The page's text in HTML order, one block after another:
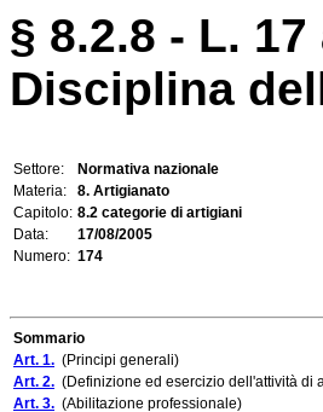
§ 8.2.8 - L.
Disciplina
Settore:
Normativa nazionale
Materia:
8. Artigianato
Capitolo: 8.2 categorie di artigiani
Data:
17/08/2005
Numero: 174
Sommario
Art. 1. (Principi generali)
Art. 2. (Definizione ed esercizio dell'attività di
Art. 3. (Abilitazione professionale)